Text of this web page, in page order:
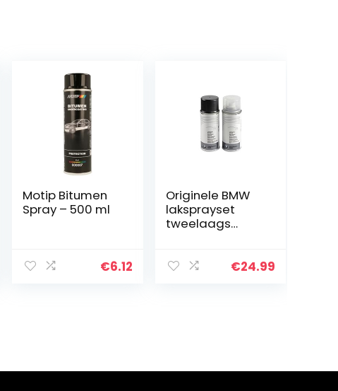
Motip Bitumen
Spray – 500 ml
€6.12
Originele BMW
laksprayset
tweelaags
€24.99